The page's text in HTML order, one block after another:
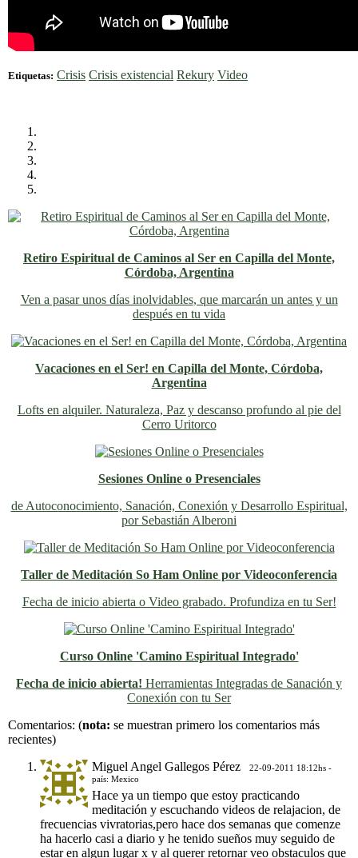
Etiquetas: Crisis Crisis existencial Rekury Video
Retiro Espiritual de Caminos al Ser en Capilla del Monte,
Córdoba, Argentina
Ven a pasar unos días inolvidables, que marcarán un antes y un
después en tu vida
Vacaciones en el Ser! en Capilla del Monte, Córdoba,
Argentina
Lofts en alquiler. Naturaleza, Paz y descanso profundo al pie del
Cerro Uritorco
Sesiones Online o Presenciales
de Autoconocimiento, Sanación, Conexión y Desarrollo Espiritual,
por Sebastián Alberoni
Taller de Meditación So Ham Online por Videoconferencia
Fecha de inicio abierta o Video grabado. Profundiza en tu Ser!
Curso Online 'Camino Espiritual Integrado'
Fecha de inicio abierta! Herramientas Integradas de Sanación y
Conexión con tu Ser
Previo
Siguiente
Comentarios: (nota: se muestran primero los comentarios más
recientes)
Miguel Angel Gallegos Pérez
22-09-2011 18:12hs -
país: Mexico
Hace ya un tiempo que estoy practicando
meditación y escuchando videos de relajacion, de
frecuencias vivratorias,pero hace dos semanas que comenze
ha hacerlo casi a diario y he tenido sueños muy seguido de
estar en algun lugar x y al querer retornar veo obstaculos que